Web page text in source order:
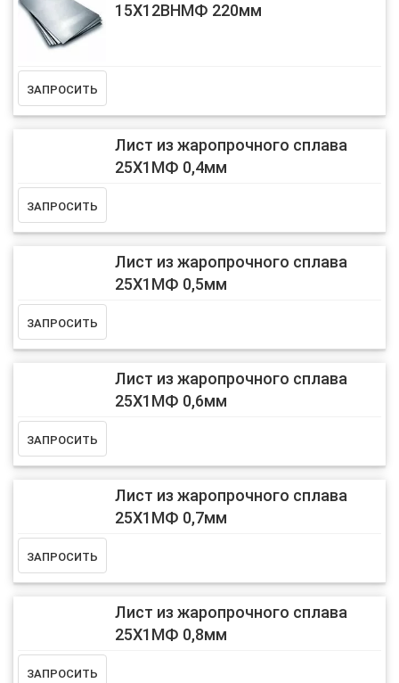
15Х12ВНМФ 220мм
Лист из жаропрочного сплава
25Х1МФ 0,4мм
Лист из жаропрочного сплава
25Х1МФ 0,5мм
Лист из жаропрочного сплава
25Х1МФ 0,6мм
Лист из жаропрочного сплава
25Х1МФ 0,7мм
Лист из жаропрочного сплава
25Х1МФ 0,8мм